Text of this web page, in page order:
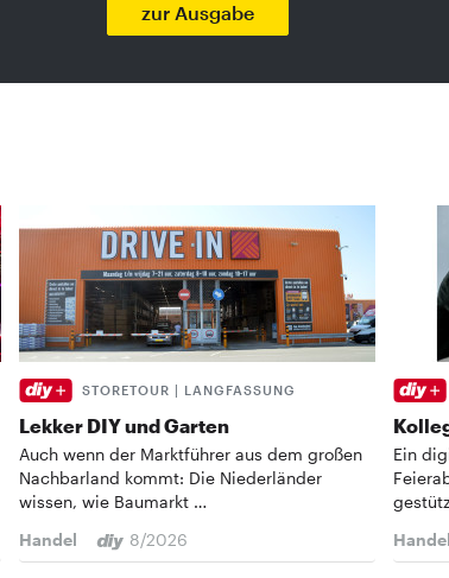
zur Ausgabe
STORETOUR | LANGFASSUNG
Lekker DIY und Garten
Auch wenn der Marktführer aus dem großen
Nachbarland kommt: Die Niederländer
wissen, wie Baumarkt …
Handel
8/2026
Ein
Handel